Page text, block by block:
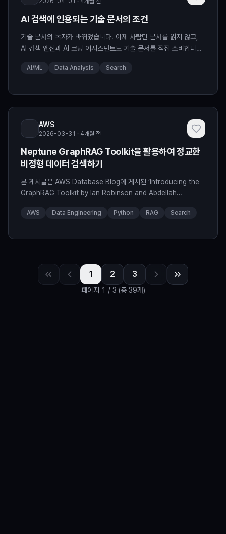
AI 검색에 인용되는 기술 문서의 조건
기술 문서의 독자가 바뀌었습니다. 이제 사람만 문서를 읽지 않고,
AI 검색 엔진과 AI 코딩 어시스턴트도 기술 문서를 직접 소비합니다.
와 작성 원칙, 문서 인프라 점검과 AI 인용 측정 방법을 다뤘습니다.
AI/ML Data Analysis Search
AWS
2026-03-31 · 4개월 전
Neptune GraphRAG Toolkit을 활용하여 정교한
비정형 데이터 검색하기
본 게시글은 AWS Database Blog에 게시된 ‘Introducing the
GraphRAG Toolkit by Ian Robinson and Abdellah
이 그래프 기반 검색 증강 생성(RAG, Retrieval-Augmented
Neptune 기반의 오픈 소스 Python 라이브러리 Gra
AWS Data Engineering Python RAG Search
1 2 3
페이지 1 / 3 (총 39개)